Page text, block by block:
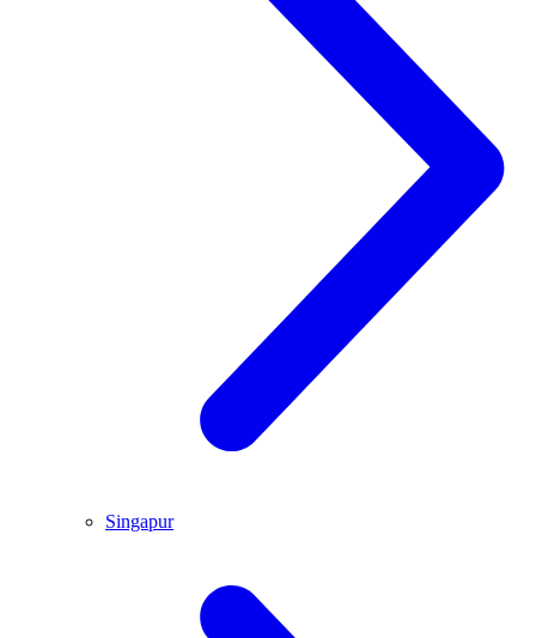
Singapur